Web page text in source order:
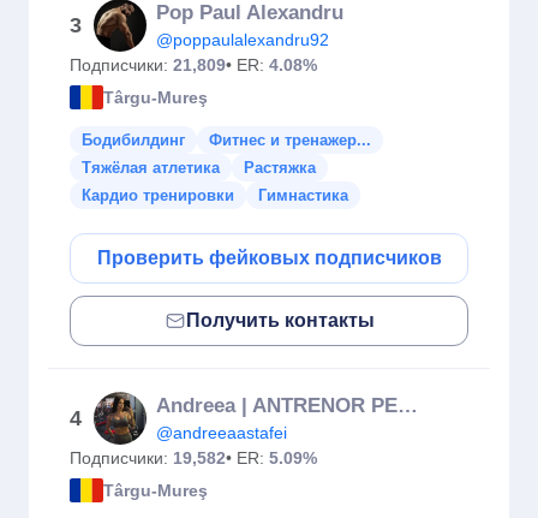
3
Pop Paul Alexandru
@poppaulalexandru92
Подписчики: 21,809• ER: 4.08%
Târgu-Mureş
Бодибилдинг
Фитнес и тренажер...
Тяжёлая атлетика
Растяжка
Кардио тренировки
Гимнастика
Проверить фейковых подписчиков
Получить контакты
4
Andreea | ANTRENOR PERSONAL
@andreeaastafei
Подписчики: 19,582• ER: 5.09%
Târgu-Mureş